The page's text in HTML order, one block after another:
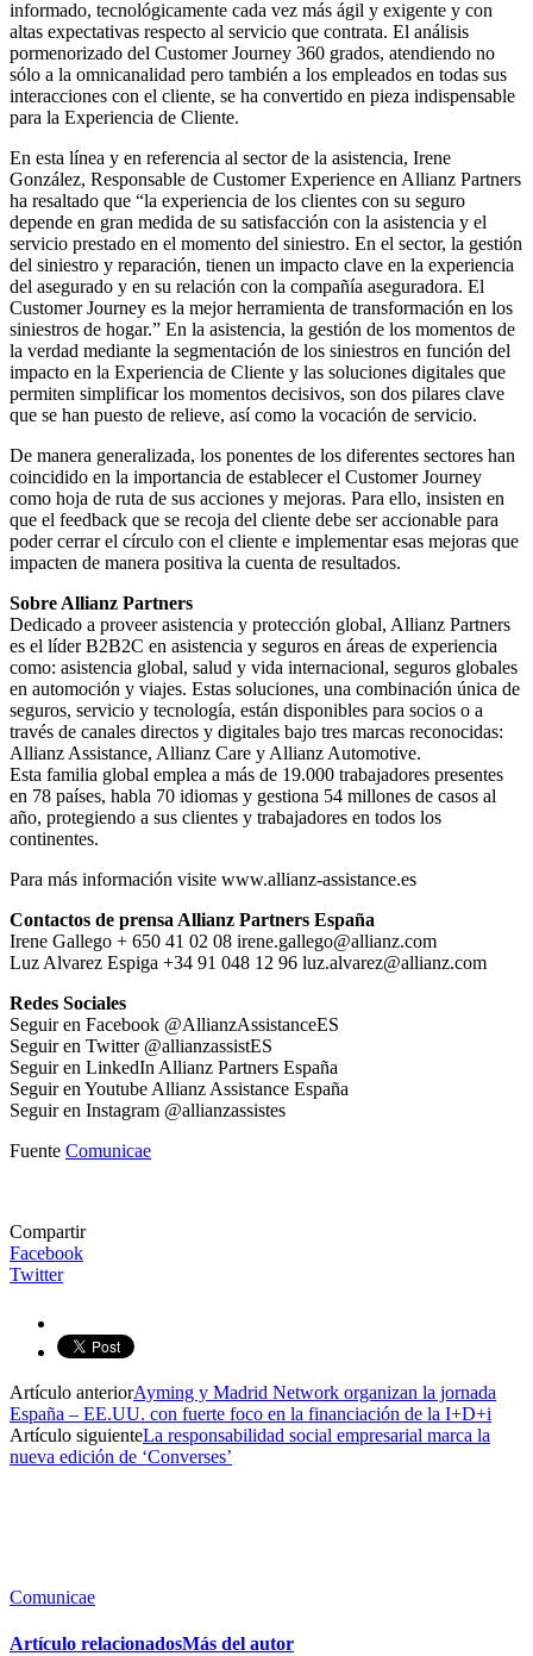
informado, tecnológicamente cada vez más ágil y exigente y con
altas expectativas respecto al servicio que contrata. El análisis
pormenorizado del Customer Journey 360 grados, atendiendo no
sólo a la omnicanalidad pero también a los empleados en todas sus
interacciones con el cliente, se ha convertido en pieza indispensable
para la Experiencia de Cliente.
En esta línea y en referencia al sector de la asistencia, Irene
González, Responsable de Customer Experience en Allianz Partners
ha resaltado que “la experiencia de los clientes con su seguro
depende en gran medida de su satisfacción con la asistencia y el
servicio prestado en el momento del siniestro. En el sector, la gestión
del siniestro y reparación, tienen un impacto clave en la experiencia
del asegurado y en su relación con la compañía aseguradora. El
Customer Journey es la mejor herramienta de transformación en los
siniestros de hogar.” En la asistencia, la gestión de los momentos de
la verdad mediante la segmentación de los siniestros en función del
impacto en la Experiencia de Cliente y las soluciones digitales que
permiten simplificar los momentos decisivos, son dos pilares clave
que se han puesto de relieve, así como la vocación de servicio.
De manera generalizada, los ponentes de los diferentes sectores han
coincidido en la importancia de establecer el Customer Journey
como hoja de ruta de sus acciones y mejoras. Para ello, insisten en
que el feedback que se recoja del cliente debe ser accionable para
poder cerrar el círculo con el cliente e implementar esas mejoras que
impacten de manera positiva la cuenta de resultados.
Sobre Allianz Partners
Dedicado a proveer asistencia y protección global, Allianz Partners
es el líder B2B2C en asistencia y seguros en áreas de experiencia
como: asistencia global, salud y vida internacional, seguros globales
en automoción y viajes. Estas soluciones, una combinación única de
seguros, servicio y tecnología, están disponibles para socios o a
través de canales directos y digitales bajo tres marcas reconocidas:
Allianz Assistance, Allianz Care y Allianz Automotive.
Esta familia global emplea a más de 19.000 trabajadores presentes
en 78 países, habla 70 idiomas y gestiona 54 millones de casos al
año, protegiendo a sus clientes y trabajadores en todos los
continentes.
Para más información visite www.allianz-assistance.es
Contactos de prensa Allianz Partners España
Irene Gallego + 650 41 02 08 irene.gallego@allianz.com
Luz Alvarez Espiga +34 91 048 12 96 luz.alvarez@allianz.com
Redes Sociales
Seguir en Facebook @AllianzAssistanceES
Seguir en Twitter @allianzassistES
Seguir en LinkedIn Allianz Partners España
Seguir en Youtube Allianz Assistance España
Seguir en Instagram @allianzassistes
Fuente Comunicae
Compartir
Facebook
Twitter
Artículo anteriorAyming y Madrid Network organizan la jornada
España – EE.UU. con fuerte foco en la financiación de la I+D+i
Artículo siguienteLa responsabilidad social empresarial marca la
nueva edición de ‘Converses’
Comunicae
Artículo relacionadosMás del autor